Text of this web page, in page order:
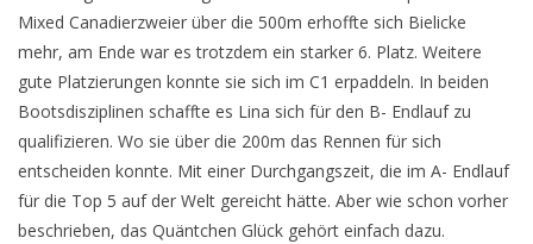
Mixed Canadierzweier über die 500m erhoffte sich Bielicke
mehr, am Ende war es trotzdem ein starker 6. Platz. Weitere
gute Platzierungen konnte sie sich im C1 erpaddeln. In beiden
Bootsdisziplinen schaffte es Lina sich für den B- Endlauf zu
qualifizieren. Wo sie über die 200m das Rennen für sich
entscheiden konnte. Mit einer Durchgangszeit, die im A- Endlauf
für die Top 5 auf der Welt gereicht hätte. Aber wie schon vorher
beschrieben, das Quäntchen Glück gehört einfach dazu.